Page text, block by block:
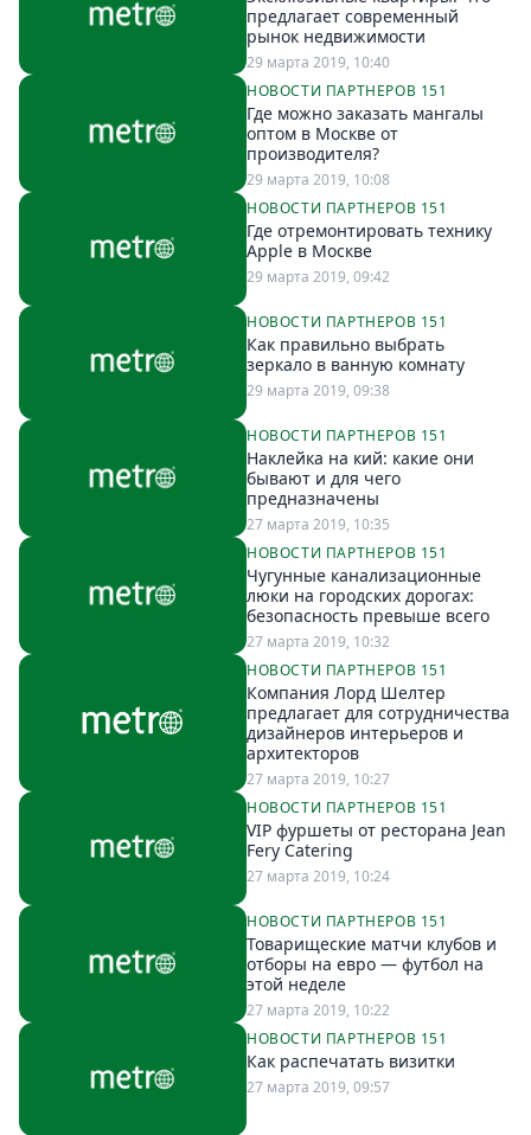
Россия
Еда
Театр
Кино
Выставки
О
Metro
Звезды
Выборы
предлагает современный
рынок недвижимости
29 марта 2019, 10:40
НОВОСТИ ПАРТНЕРОВ 151
Где можно заказать мангалы
оптом в Москве от
производителя?
29 марта 2019, 10:08
НОВОСТИ ПАРТНЕРОВ 151
Где отремонтировать технику
Apple в Москве
29 марта 2019, 09:42
НОВОСТИ ПАРТНЕРОВ 151
Как правильно выбрать
зеркало в ванную комнату
29 марта 2019, 09:38
НОВОСТИ ПАРТНЕРОВ 151
Наклейка на кий: какие они
бывают и для чего
предназначены
27 марта 2019, 10:35
НОВОСТИ ПАРТНЕРОВ 151
Чугунные канализационные
люки на городских дорогах:
безопасность превыше всего
27 марта 2019, 10:32
НОВОСТИ ПАРТНЕРОВ 151
Компания Лорд Шелтер
предлагает для сотрудничества
дизайнеров интерьеров и
архитекторов
27 марта 2019, 10:27
НОВОСТИ ПАРТНЕРОВ 151
VIP фуршеты от ресторана Jean
Fery Catering
27 марта 2019, 10:24
НОВОСТИ ПАРТНЕРОВ 151
Товарищеские матчи клубов и
отборы на евро — футбол на
этой неделе
27 марта 2019, 10:22
НОВОСТИ ПАРТНЕРОВ 151
Как распечатать визитки
27 марта 2019, 09:57